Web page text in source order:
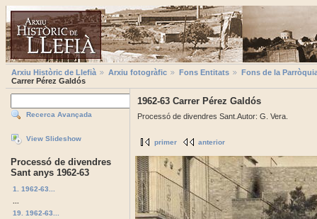
Arxiu Històric de Llefià Arxiu fotogràfic Fons Entitats
Fons de la
Carrer Pérez Galdós
Recerca Avançada
View Slideshow
Processó de divendres
Sant anys 1962-63
1. 1962-63...
19. 1962-63...
1962-63 Carrer Pérez Galdós
Processó de divendres Sant.Autor: G. Vera.
primer anterior